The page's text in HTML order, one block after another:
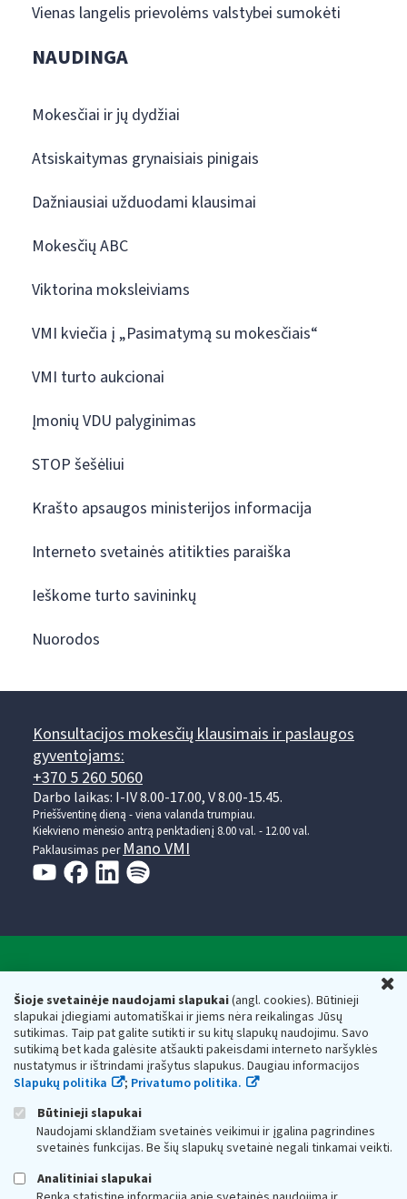
Šioje svetainėje naudojami slapukai(angl. cookies). Būtinieji
slapukai įdiegiami automatiškai ir jiems nėra reikalingas Jūsų
sutikimas. Taip pat galite sutikti ir su kitų slapukų naudojimu. Savo
sutikimą bet kada galėsite atšaukti pakeisdami interneto naršyklės
nustatymus ir ištrindami įrašytus slapukus. Daugiau informacijos
Slapukų politika
; Privatumo politika.
Būtinieji slapukai
Naudojami sklandžiam svetainės veikimui ir įgalina pagrindines
svetainės funkcijas. Be šių slapukų svetainė negali tinkamai veikti.
Analitiniai slapukai
Vienas langelis prievolėms valstybei sumokėti
NAUDINGA
Mokesčiai ir jų dydžiai
Atsiskaitymas grynaisiais pinigais
Dažniausiai užduodami klausimai
Mokesčių ABC
Viktorina moksleiviams
VMI kviečia į „Pasimatymą su mokesčiais“
VMI turto aukcionai
Įmonių VDU palyginimas
STOP šešėliui
Krašto apsaugos ministerijos informacija
Interneto svetainės atitikties paraiška
Ieškome turto savininkų
Nuorodos
Konsultacijos mokesčių klausimais ir paslaugos
gyventojams:
+370 5 260 5060
Darbo laikas: I-IV 8.00-17.00, V 8.00-15.45.
Prieššventinę dieną - viena valanda trumpiau.
Kiekvieno mėnesio antrą penktadienį 8.00 val. - 12.00 val.
Paklausimas per Mano VMI
Respublikos finansų ministerijos
Biudžetinė įstaiga. Juridinio asmens kodas — 188659752,
adresas: Vasario 16-osios g. 14, 01107 Vilnius, Lietuva, el.paštas:
vmi@vmi.lt, E. pristatymo dėžutės adresas 188659752
Duomenys apie Valstybinę mokesčių inspekciją prie Lietuvos
Respublikos finansų ministerijos kaupiami ir saugomi Juridinių